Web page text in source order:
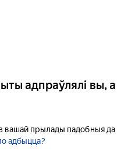
адпраўлялі вы, а
вашай прылады падобныя да
адбыцца?